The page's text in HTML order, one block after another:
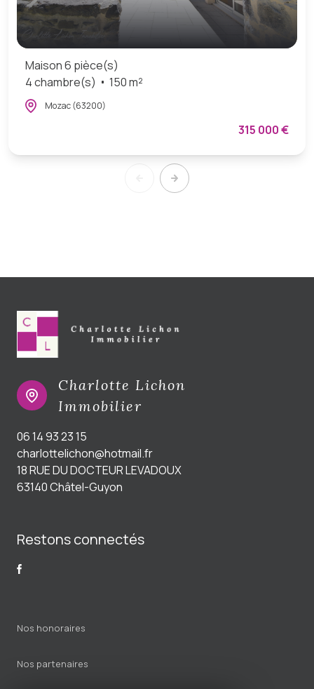
Maison 6 pièce(s)
4 chambre(s)
150 m²
Mozac (63200)
315 000 €
Charlotte Lichon
Immobilier
06 14 93 23 15
charlottelichon@hotmail.fr
18 RUE DU DOCTEUR LEVADOUX
63140 Châtel-Guyon
Restons connectés
Nos honoraires
Nos partenaires